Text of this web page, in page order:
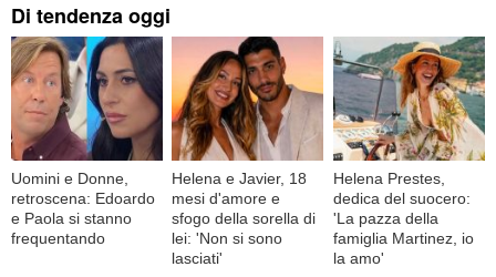
Di tendenza oggi
Uomini e Donne,
retroscena: Edoardo
e Paola si stanno
frequentando
Helena e Javier, 18
mesi d'amore e
sfogo della sorella di
lei: 'Non si sono
lasciati'
Helena Prestes,
dedica del suocero:
'La pazza della
famiglia Martinez, io
la amo'